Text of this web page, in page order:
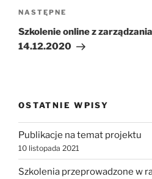
Następny
wpis
NASTĘPNE
Szkolenie online z
14.12.2020
OSTATNIE WPISY
Publikacje na temat projektu
10 listopada 2021
Szkolenia przeprowadzone w